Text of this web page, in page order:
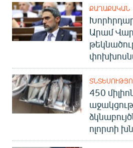
ՔԱՂԱՔԱԿԱՆ
Արամ
450
ոլորտի